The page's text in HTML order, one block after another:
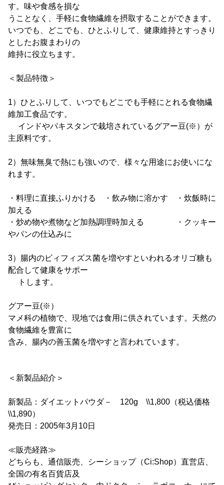
す。味や食感を損な
うことなく、手軽に食物繊維を摂取することができます。
いつでも、どこでも、ひとふりして、健康維持とすっきり
としたお腹まわりの
維持に役立ちます。
＜製品特徴＞
1）ひとふりして、いつでもどこでも手軽にとれる食物繊
維加工食品です。
インドやパキスタンで栽培されているグアー豆(※）が
主原料です。
2）無味無臭で熱にも強いので、様々な用途にお使いにな
れます。
・料理に直接ふりかける ・飲み物に溶かす ・炊飯時に
加える
・炒め物や煮物など加熱調理時加える ・クッキー
やパンの仕込みに
3）腸内のビィフィズス菌を増やすといわれるオリゴ糖も
配合して健康をサポー
トします。
グアー豆(※）
マメ科の植物で、現地では食用に供されています。天然の
食物繊維を豊富に
含み、腸内の善玉菌を増やすと言われています。
＜新製品紹介＞
新製品：ダイエットパウダ－ 120g \\1,800（税込価格
\\1,890）
発売日：2005年3月10日
≪販売経路≫
どちらも、通信販売、シーショップ（Ci:Shop）直営店、
全国の有名百貨店及